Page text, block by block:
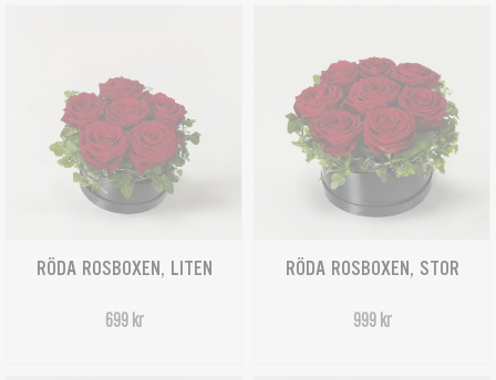
RÖDA ROSBOXEN, LITEN
699 kr
RÖDA ROSBOXEN, STOR
999 kr